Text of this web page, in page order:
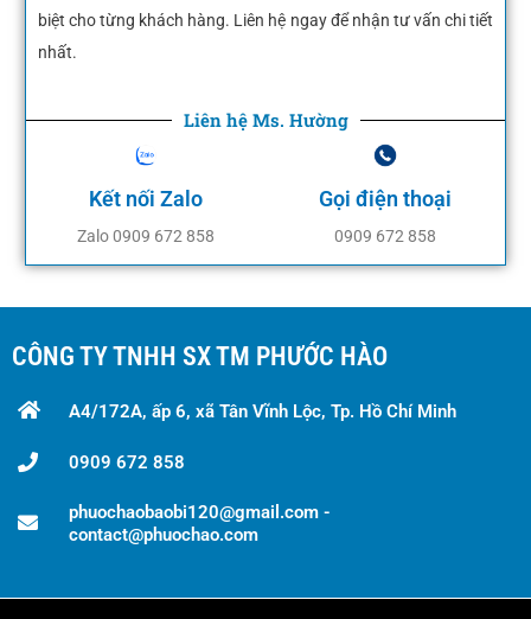
biệt cho từng khách hàng. Liên hệ ngay để nhận tư vấn chi tiết
nhất.
Liên hệ Ms. Hường
Kết nối Zalo
Zalo 0909 672 858
Gọi điện thoại
0909 672 858
CÔNG TY TNHH SX TM PHƯỚC HÀO
A4/172A, ấp 6, xã Tân Vĩnh Lộc, Tp. Hồ Chí Minh
0909 672 858
phuochaobaobi120@gmail.com -
contact@phuochao.com